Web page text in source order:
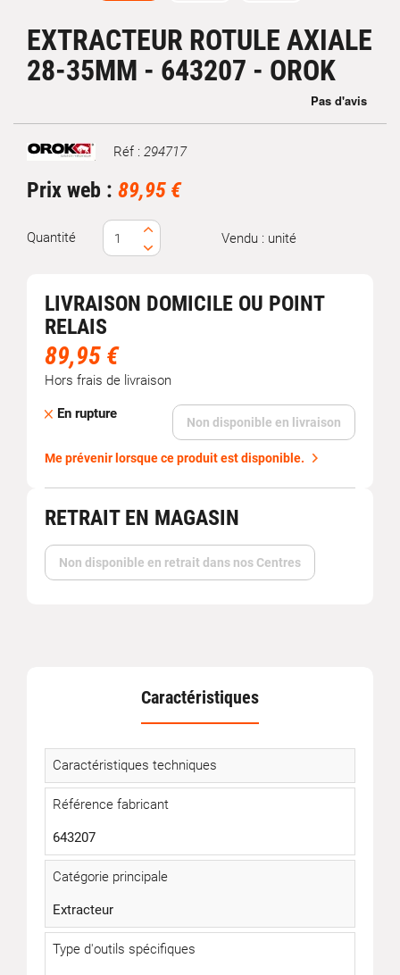
EXTRACTEUR ROTULE AXIALE
28-35MM - 643207 - OROK
Marque Réf : 294717
Prix web : 89,95 €
Quantité Vendu : unité
LIVRAISON DOMICILE OU POINT
RELAIS
89,95 €
Hors frais de livraison
En rupture
Non disponible en livraison
Me prévenir lorsque ce produit est disponible.
RETRAIT EN MAGASIN
Non disponible en retrait dans nos Centres
Caractéristiques
Caractéristiques techniques
Référence fabricant
643207
Catégorie principale
Extracteur
Type d'outils spécifiques